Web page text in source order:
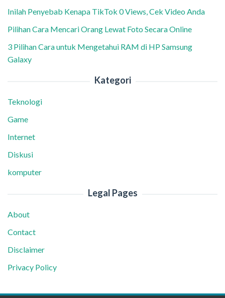
Inilah Penyebab Kenapa TikTok 0 Views, Cek Video Anda
Pilihan Cara Mencari Orang Lewat Foto Secara Online
3 Pilihan Cara untuk Mengetahui RAM di HP Samsung
Galaxy
Kategori
Teknologi
Game
Internet
Diskusi
komputer
Legal Pages
About
Contact
Disclaimer
Privacy Policy